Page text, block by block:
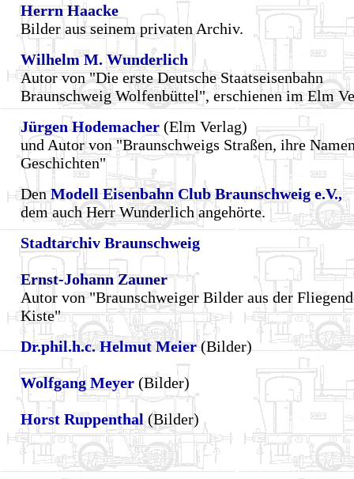
Herrn Haacke
Bilder aus seinem privaten Archiv.
Wilhelm M. Wunderlich
Autor von "Die erste Deutsche Staatseisenbahn
Braunschweig Wolfenbüttel", erschienen im Elm
Jürgen Hodemacher (Elm Verlag)
und Autor von "Braunschweigs Straßen, ihre
Geschichten"
DenModell Eisenbahn Club Braunschweig e.V.,
dem auch Herr Wunderlich angehörte.
Stadtarchiv Braunschweig
Ernst-Johann Zauner
Autor von "Braunschweiger Bilder aus der
Kiste"
Dr.phil.h.c. Helmut Meier(Bilder)
Wolfgang Meyer (Bilder)
Horst Ruppenthal(Bilder)